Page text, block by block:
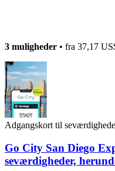
3 muligheder • fra 37,17
Adgangskort til
Go City San Diego
seværdigheder,